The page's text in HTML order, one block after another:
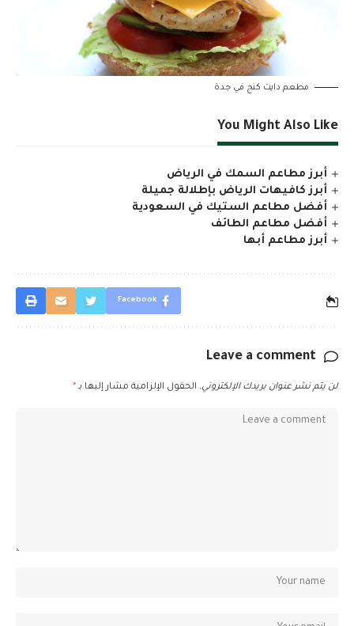
مطعم دايت كنج في جدة
You Might Also Like
أبرز مطاعم السمك في الرياض
أبرز كافيهات الرياض بإطلالة جميلة
أفضل مطاعم الستيك في السعودية
أفضل مطاعم الطائف
أبرز مطاعم أبها
Facebook
Leave a comment
لن يتم نشر عنوان بريدك الإلكتروني. الحقول الإلزامية مشار إليها بـ *